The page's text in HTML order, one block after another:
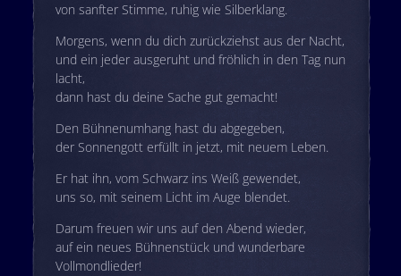
von sanfter Stimme, ruhig wie Silberklang.
Morgens, wenn du dich zurückziehst aus der Nacht,
und ein jeder ausgeruht und fröhlich in den Tag nun
lacht,
dann hast du deine Sache gut gemacht!
Den Bühnenumhang hast du abgegeben,
der Sonnengott erfüllt in jetzt, mit neuem Leben.
Er hat ihn, vom Schwarz ins Weiß gewendet,
uns so, mit seinem Licht im Auge blendet.
Darum freuen wir uns auf den Abend wieder,
auf ein neues Bühnenstück und wunderbare
Vollmondlieder!